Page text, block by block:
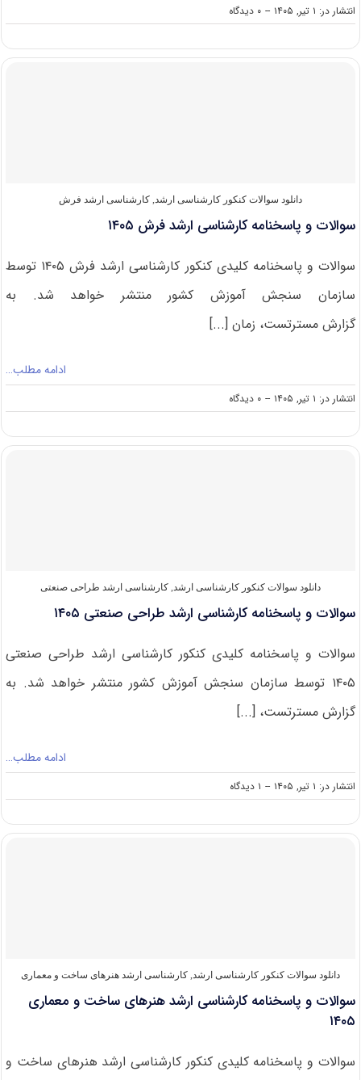
انتشار در: ۱ تیر, ۱۴۰۵ -- ۰ دیدگاه
on
سوالات
پاسخنامه
دانلود سوالات کنکور کارشناسی ارشد, کارشناسی ارشد فرش
سوالات و پاسخنامه کارشناسی ارشد فرش ۱۴۰۵
سوالات و پاسخنامه کلیدی کنکور کارشناسی ارشد فرش ۱۴۰۵ توسط
سازمان سنجش آموزش کشور منتشر خواهد شد. به
گزارش مسترتست، زمان [...]
ادامه مطلب…
انتشار در: ۱ تیر, ۱۴۰۵ -- ۰ دیدگاه
on
سوالات
پاسخنامه
دانلود سوالات کنکور کارشناسی ارشد, کارشناسی ارشد طراحی صنعتی
سوالات و پاسخنامه کارشناسی ارشد طراحی صنعتی ۱۴۰۵
سوالات و پاسخنامه کلیدی کنکور کارشناسی ارشد طراحی صنعتی
۱۴۰۵ توسط سازمان سنجش آموزش کشور منتشر خواهد شد. به
گزارش مسترتست، [...]
ادامه مطلب…
انتشار در: ۱ تیر, ۱۴۰۵ -- ۱ دیدگاه
on
سوالات
پاسخنامه
دانلود سوالات کنکور کارشناسی ارشد, کارشناسی ارشد هنرهای ساخت و معماری
سوالات و پاسخنامه کارشناسی ارشد هنرهای ساخت و معماری
۱۴۰۵
سوالات و پاسخنامه کلیدی کنکور کارشناسی ارشد هنرهای ساخت و